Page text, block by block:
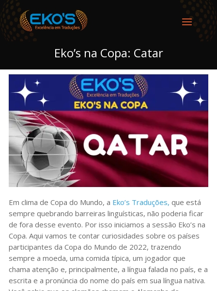
Eko’s na Copa: Catar
Em clima de Copa do Mundo, a Eko’s Traduções, que está
sempre quebrando barreiras linguísticas, não poderia ficar
de fora desse evento. Por isso iniciamos a sessão Eko’s na
Copa. Aqui vamos te contar curiosidades sobre os países
participantes da Copa do Mundo de 2022, trazendo
sempre a moeda, uma comida típica, um jogador que
chama atenção e, principalmente, a língua falada no país, e a
escrita e a pronúncia do nome do país em sua língua nativa.